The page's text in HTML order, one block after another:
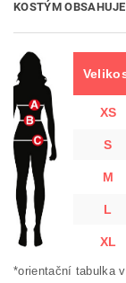
KOSTÝM
XS
S
M
L
XL
*orientační tabulka